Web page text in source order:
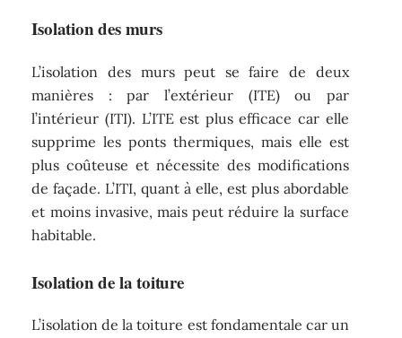
Isolation des murs
L’isolation des murs peut se faire de deux
manières : par l’extérieur (ITE) ou par
l’intérieur (ITI). L’ITE est plus efficace car elle
supprime les ponts thermiques, mais elle est
plus coûteuse et nécessite des modifications
de façade. L’ITI, quant à elle, est plus abordable
et moins invasive, mais peut réduire la surface
habitable.
Isolation de la toiture
L’isolation de la toiture est fondamentale car un